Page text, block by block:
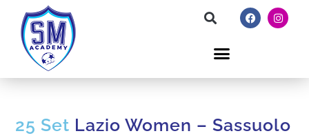
25 Set Lazio Women – Sassuolo